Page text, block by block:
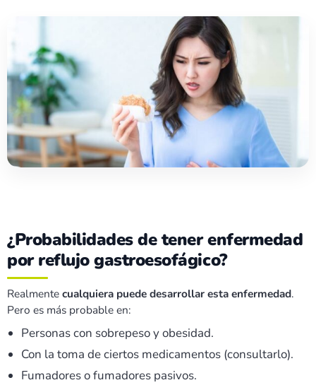
¿Probabilidades de tener enfermedad
por reflujo gastroesofágico?
Realmentecualquiera puede desarrollar esta enfermedad.
Pero es más probable en:
Personas con sobrepeso y obesidad.
Con la toma de ciertos medicamentos (consultarlo).
Fumadores o fumadores pasivos.